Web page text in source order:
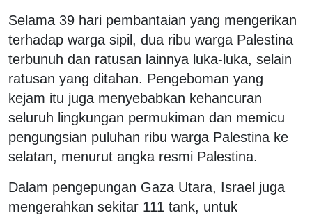
Selama 39 hari pembantaian yang mengerikan
terhadap warga sipil, dua ribu warga Palestina
terbunuh dan ratusan lainnya luka-luka, selain
ratusan yang ditahan. Pengeboman yang
kejam itu juga menyebabkan kehancuran
seluruh lingkungan permukiman dan memicu
pengungsian puluhan ribu warga Palestina ke
selatan, menurut angka resmi Palestina.
Dalam pengepungan Gaza Utara, Israel juga
mengerahkan sekitar 111 tank, untuk